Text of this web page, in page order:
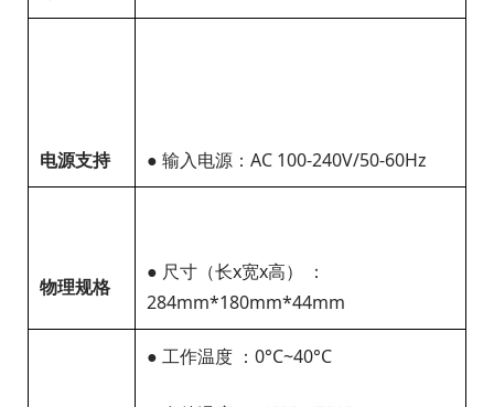
电源支持 ● 输入电源：AC 100-240V/50-60Hz
物理规格
● 尺寸（长x宽x高） ：
284mm*180mm*44mm
● 工作温度 ：0°C~40°C